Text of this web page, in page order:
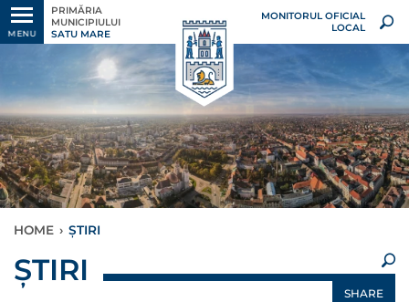
MENU
PRIMĂRIA
MUNICIPIULUI
SATU MARE
MONITORUL OFICIAL
LOCAL
HOME › ȘTIRI
×
ȘTIRI
SHARE